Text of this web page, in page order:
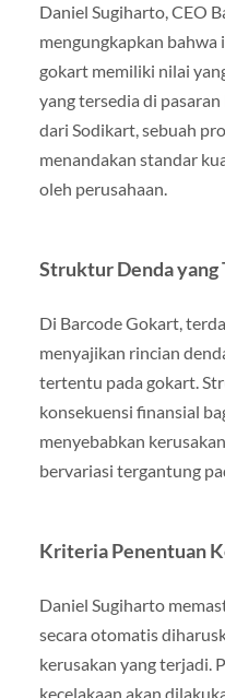
Daniel Sugiharto, CEO
mengungkapkan
gokart memiliki nilai
yang tersedia di
dari Sodikart, sebuah
menandakan standar
oleh perusahaan.
Struktur Denda yang
Di Barcode Gokart,
menyajikan rincian
tertentu pada gokart.
konsekuensi finansial
menyebabkan
bervariasi tergantung
Kriteria Penentuan
Daniel Sugiharto
secara otomatis
kerusakan yang terjadi.
kecelakaan akan